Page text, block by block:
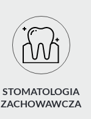
STOMATOLOGIA
ZACHOWAWCZA